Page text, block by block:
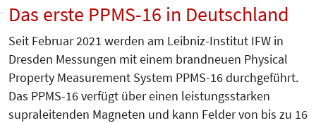
Das erste PPMS-16 in Deutschland
Seit Februar 2021 werden am Leibniz-Institut IFW in
Dresden Messungen mit einem brandneuen Physical
Property Measurement System PPMS-16 durchgeführt.
Das PPMS-16 verfügt über einen leistungsstarken
supraleitenden Magneten und kann Felder von bis zu 16